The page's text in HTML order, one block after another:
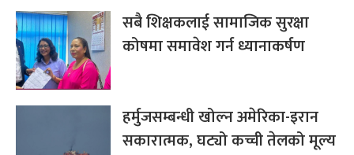
सबै शिक्षकलाई सामाजिक सुरक्षा
कोषमा समावेश गर्न ध्यानाकर्षण
हर्मुजसम्बन्धी खोल्न अमेरिका-इरान
सकारात्मक, घट्यो कच्ची तेलको मूल्य